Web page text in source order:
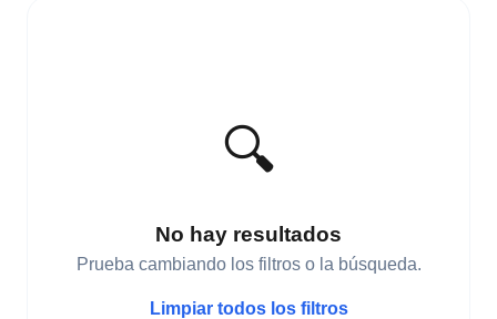
🔍
No hay resultados
Prueba cambiando los filtros o la búsqueda.
Limpiar todos los filtros